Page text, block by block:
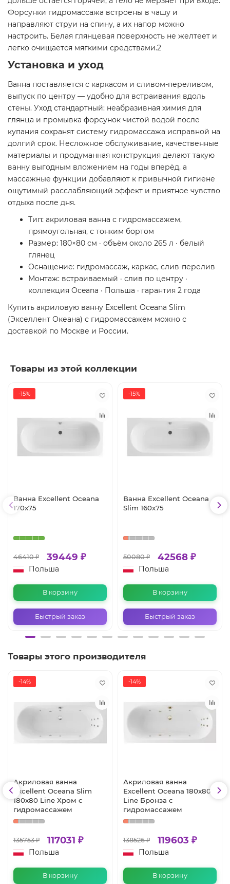
Форсунки гидромассажа встроены в чашу и
направляют струи на спину, а их напор можно
настроить. Белая глянцевая поверхность не желтеет и
легко очищается мягкими средствами.2
Установка и уход
Ванна поставляется с каркасом и сливом-переливом,
выпуск по центру — удобно для встраивания вдоль
стены. Уход стандартный: неабразивная химия для
глянца и промывка форсунок чистой водой после
купания сохранят систему гидромассажа исправной на
долгий срок. Несложное обслуживание, качественные
материалы и продуманная конструкция делают такую
ванну выгодным вложением на годы вперёд, а
массажные функции добавляют к привычной гигиене
ощутимый расслабляющий эффект и приятное чувство
отдыха после дня.
Тип: акриловая ванна с гидромассажем,
прямоугольная, с тонким бортом
Размер: 180×80 см · объём около 265 л · белый
глянец
Оснащение: гидромассаж, каркас, слив-перелив
Монтаж: встраиваемый · слив по центру ·
коллекция Oceana · Польша · гарантия 2 года
Купить акриловую ванну Excellent Oceana Slim
(Экселлент Океана) с гидромассажем можно с
доставкой по Москве и России.
Товары из этой коллекции
-15%
Ванна Excellent Oceana
170x75
46410 ₽ 39449 ₽
Польша
В корзину
Быстрый заказ
-15%
Ванна Excellent Oceana
Slim 160x75
50080 ₽ 42568 ₽
Польша
В корзину
Быстрый заказ
Товары этого производителя
-14%
Акриловая ванна
Excellent Oceana Slim
180x80 Line Хром с
гидромассажем
135753 ₽ 117031 ₽
Польша
В корзину
-14%
Акриловая ванна
Excellent Oceana 180x80
Line Бронза с
гидромассажем
138526 ₽ 119603 ₽
Польша
В корзину